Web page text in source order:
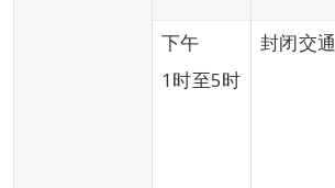
下午
1时至5时
封闭交通